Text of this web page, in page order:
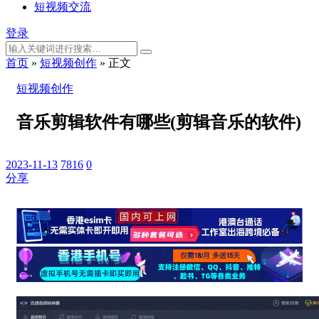
短视频交流
登录
首页 » 短视频创作 » 正文
短视频创作
音乐剪辑软件有哪些(剪辑音乐的软件)
2023-11-13 7816 0
分享